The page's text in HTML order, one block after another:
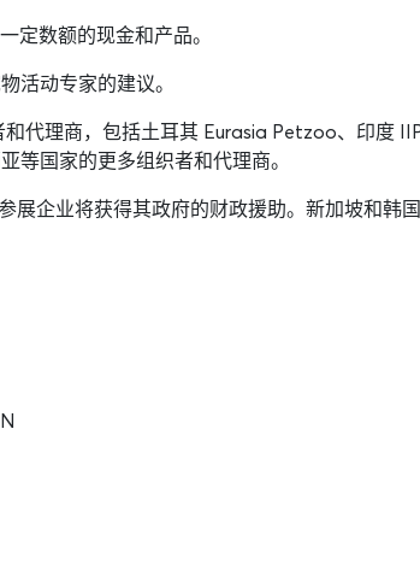
定数额的现金和产品。
活动专家的建议。
代理商，包括土耳其 Eurasia Petzoo、印度
等国家的更多组织者和代理商。
企业将获得其政府的财政援助。新加坡和韩